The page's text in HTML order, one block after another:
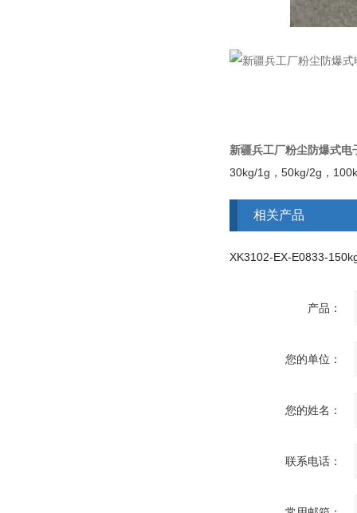
新疆兵工厂粉尘防爆式电
30kg/1g，50kg/2g，10
相关产品
产品：
您的单位：
您的姓名：
联系电话：